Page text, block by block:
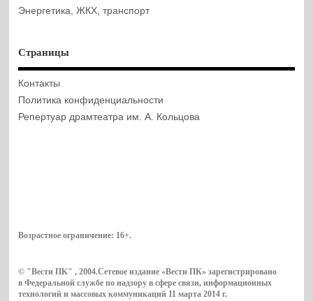
Энергетика, ЖКХ, транспорт
Страницы
Контакты
Политика конфиденциальности
Репертуар драмтеатра им. А. Кольцова
Возрастное ограничение: 16+.
© "Вести ПК" , 2004.Сетевое издание «Вести ПК» зарегистрировано
в Федеральной службе по надзору в сфере связи, информационных
технологий и массовых коммуникаций 11 марта 2014 г.